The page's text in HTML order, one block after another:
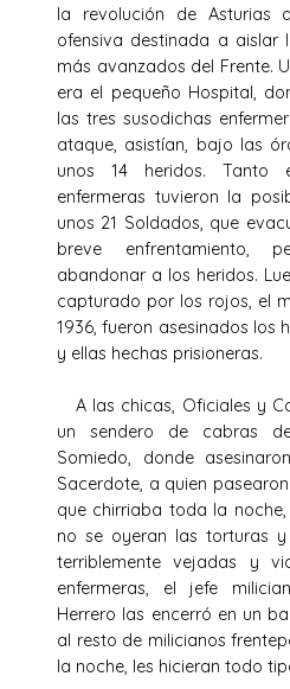
la revolución de Asturias
ofensiva destinada a aislar
más avanzados del Frente.
era el pequeño Hospital,
las tres susodichas
ataque, asistían, bajo las
unos 14 heridos. Tanto
enfermeras tuvieron la
unos 21 Soldados, que
breve enfrentamiento,
abandonar a los heridos.
capturado por los rojos, el
1936, fueron asesinados los
y ellas hechas prisioneras.
A las chicas, Oficiales y
un sendero de cabras
Somiedo, donde
Sacerdote, a quien
que chirriaba toda la
no se oyeran las torturas
terriblemente vejadas y
enfermeras, el jefe
Herrero las encerró en un
al resto de milicianos
la noche, les hicieran todo